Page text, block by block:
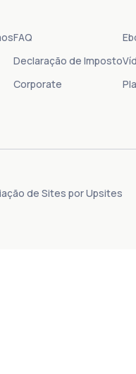
FAQ
Declaração de Imposto
Corporate
de Sites por Upsites